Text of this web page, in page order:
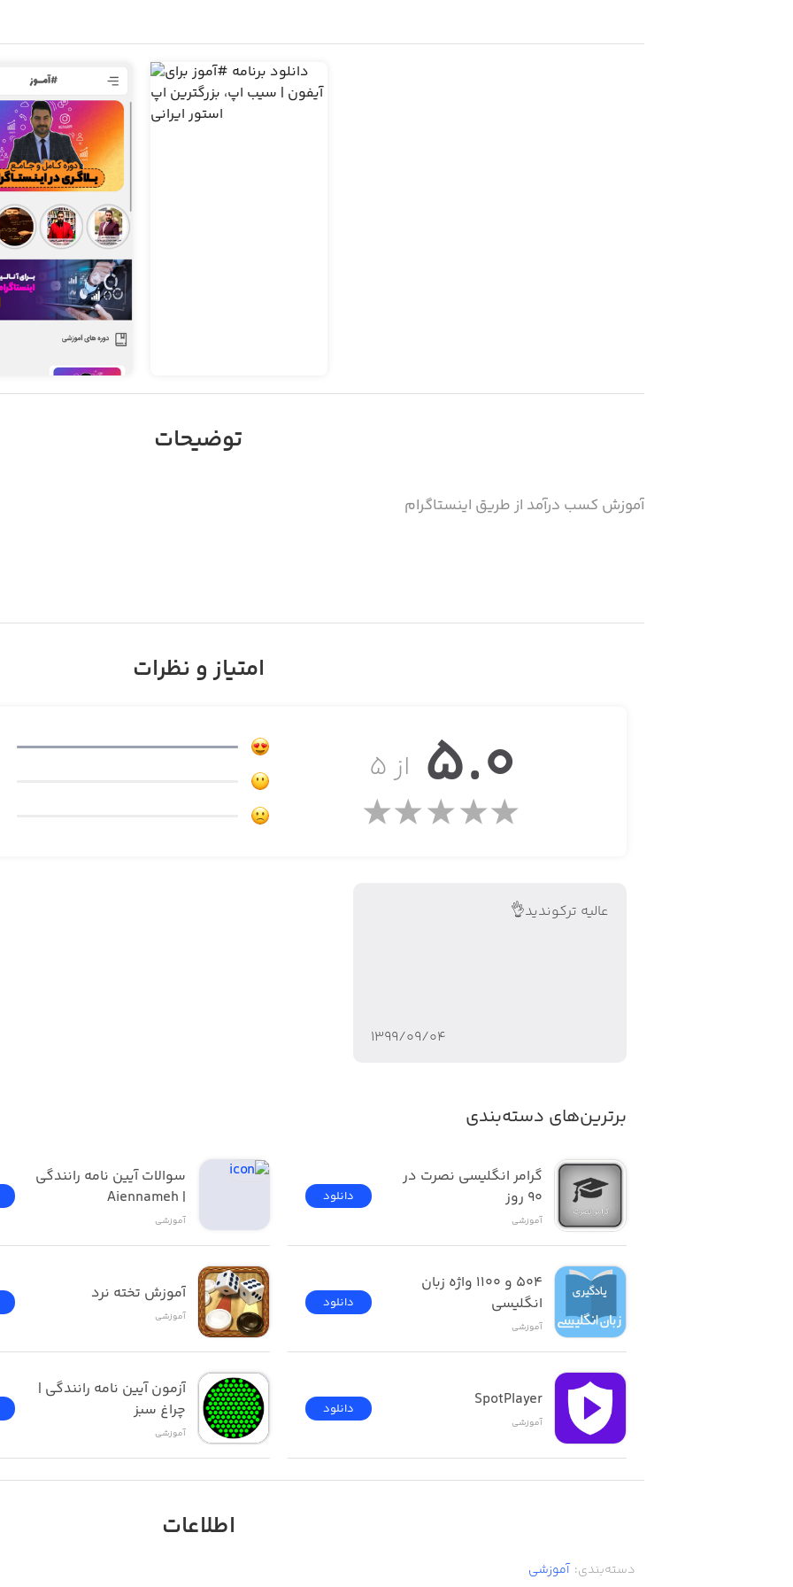
توضیحات
آموزش کسب درآمد از طریق اینستاگرام
امتیاز و نظرات
از ۵ 5.0
عالیه ترکوندید👌
۱۳۹۹/۰۹/۰۴
برترین‌های دسته‌بندی
٩٠ روز
آموزشی
دانلود
انگلیسی
آموزشی
دانلود
SpotPlayer
آموزشی
دانلود
| Aiennameh
آموزشی
آموزش تخته نرد
آموزشی
چراغ سبز
آموزشی
اطلاعات
دسته‌بندی: آموزشی